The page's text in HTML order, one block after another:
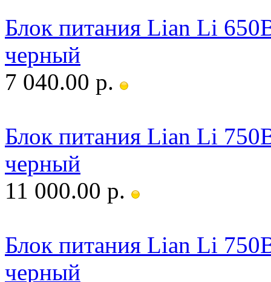
Блок питания Lian Li
черный
7 040.00 р.
Блок питания Lian Li
черный
11 000.00 р.
Блок питания Lian Li
черный